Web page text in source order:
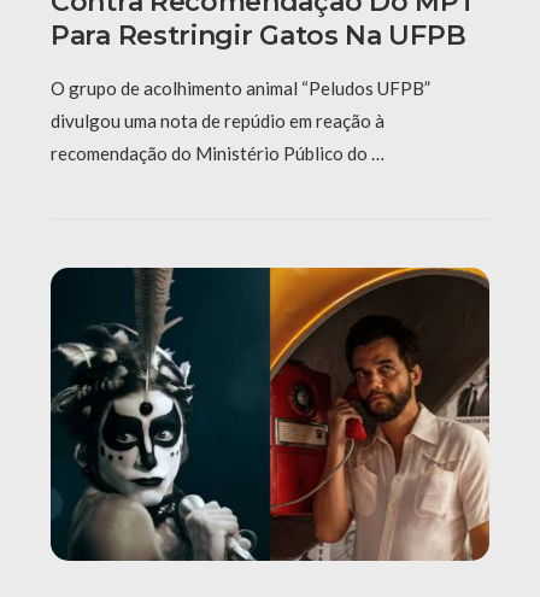
Para Restringir Gatos Na UFPB
O grupo de acolhimento animal “Peludos UFPB”
divulgou uma nota de repúdio em reação à
recomendação do Ministério Público do …